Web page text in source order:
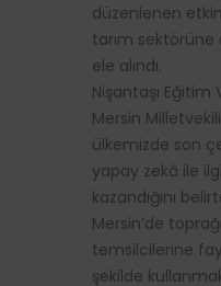
düzenlenen
tarım sektörüne
ele alındı.
Nişantaşı Eğitim
Mersin
ülkemizde son
yapay zekâ ile
kazandığını
Mersin’de
temsilcilerine
şekilde